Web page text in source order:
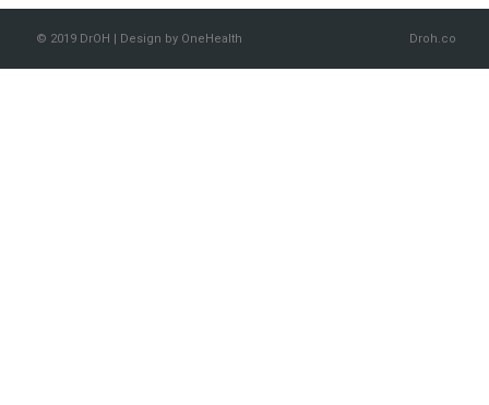
© 2019 DrOH | Design by OneHealth Droh.co